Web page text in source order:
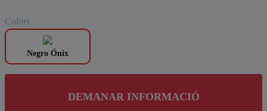
Colors
Negro Ónix
DEMANAR INFORMACIÓ